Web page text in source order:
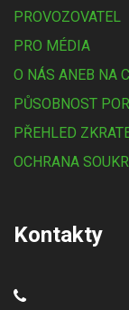
PROVOZOVATEL
PRO MÉDIA
O NÁS ANEB NA
PŮSOBNOST
PŘEHLED
OCHRANA
Kontakty